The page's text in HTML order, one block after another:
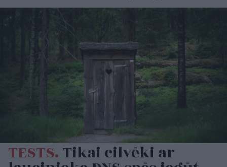
TESTS.Tikai cilvēki ar